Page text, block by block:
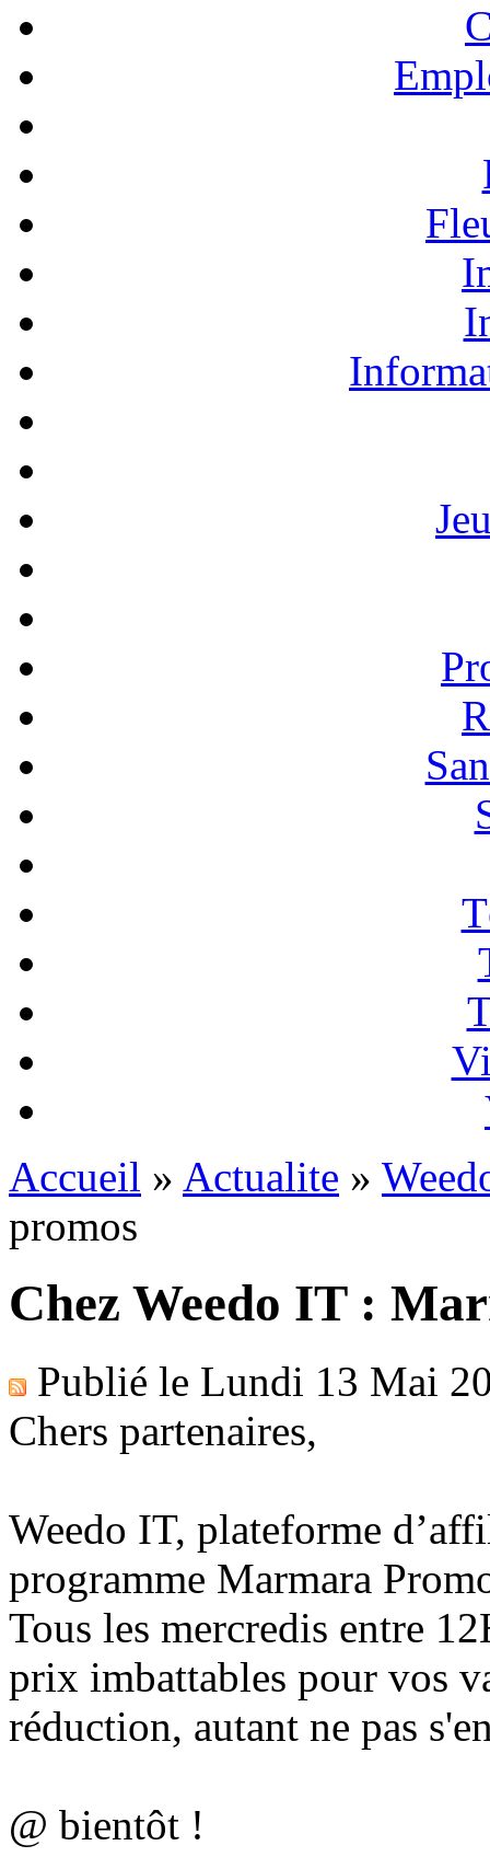
Accueil » Actualite »
promos
Chez Weedo IT :
Publié le Lundi 13 Mai
Chers partenaires,
Weedo IT, plateforme
programme Marmara
Tous les mercredis entre
prix imbattables pour vos
réduction, autant ne pas
@ bientôt !